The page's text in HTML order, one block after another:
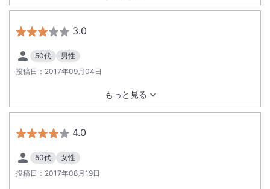
3.0
50代
男性
投稿日： 2017年09月04日
もっと見る
4.0
50代
女性
投稿日： 2017年08月19日